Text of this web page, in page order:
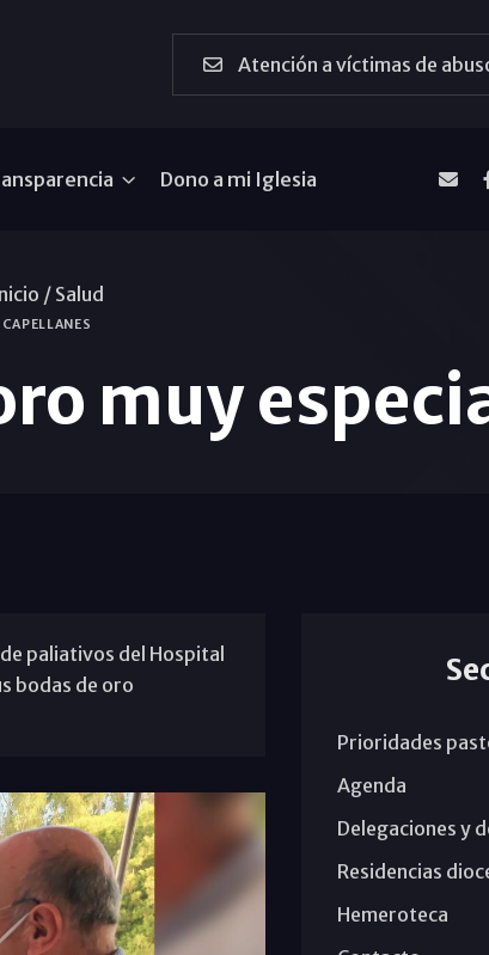
Atención a víctimas de
Dono a mi Iglesia
/ Salud
CAPELLANES
muy
paliativos del Hospital
bodas de oro
Prioridades
Agenda
Delegaciones y
Residencias
Hemeroteca